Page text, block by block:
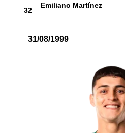
32
Emiliano Martínez
31/08/1999